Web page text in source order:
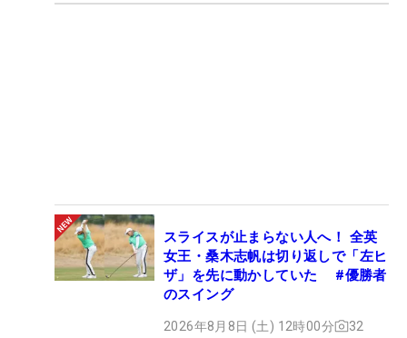
スライスが止まらない人へ！ 全英
女王・桑木志帆は切り返しで「左ヒ
ザ」を先に動かしていた #優勝者
のスイング
2026年8月8日 (土) 12時00分 32